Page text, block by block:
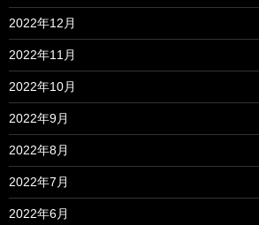
2022年12月
2022年11月
2022年10月
2022年9月
2022年8月
2022年7月
2022年6月